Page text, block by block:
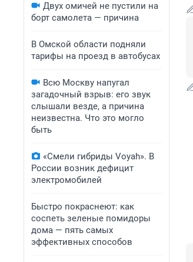
Двух омичей не пустили на
борт самолета — причина
В Омской области подняли
тарифы на проезд в автобусах
Всю Москву напугал
загадочный взрыв: его звук
слышали везде, а причина
неизвестна. Что это могло
быть
«Смели гибриды Voyah». В
России возник дефицит
электромобилей
Быстро покраснеют: как
соспеть зеленые помидоры
дома — пять самых
эффективных способов